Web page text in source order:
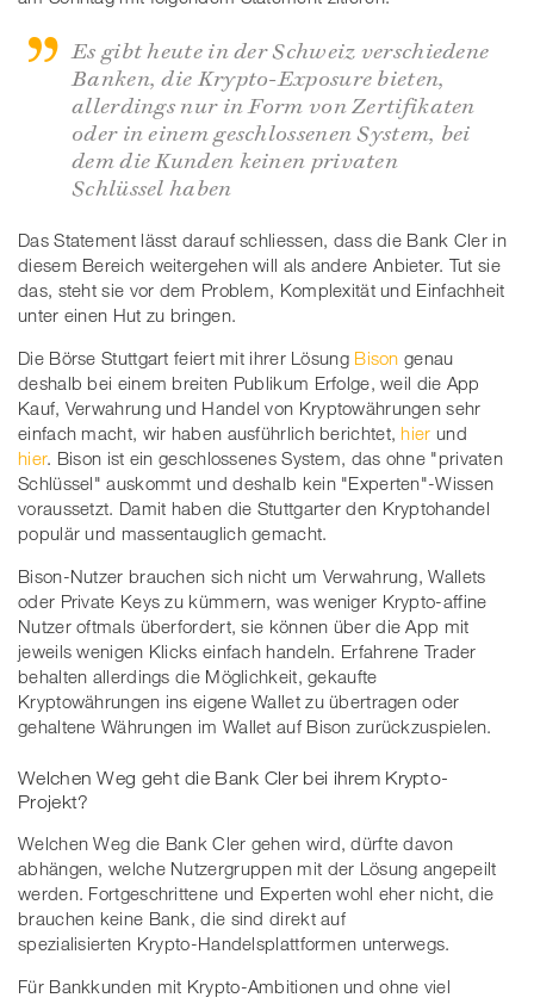
Es gibt heute in der Schweiz verschiedene
Banken, die Krypto-Exposure bieten,
allerdings nur in Form von Zertifikaten
oder in einem geschlossenen System, bei
dem die Kunden keinen privaten
Schlüssel haben
Das Statement lässt darauf schliessen, dass die Bank Cler in
diesem Bereich weitergehen will als andere Anbieter. Tut sie
das, steht sie vor dem Problem, Komplexität und Einfachheit
unter einen Hut zu bringen.
Die Börse Stuttgart feiert mit ihrer Lösung Bison genau
deshalb bei einem breiten Publikum Erfolge, weil die App
Kauf, Verwahrung und Handel von Kryptowährungen sehr
einfach macht, wir haben ausführlich berichtet,hier und
hier. Bison ist ein geschlossenes System, das ohne "privaten
Schlüssel" auskommt und deshalb kein "Experten"-Wissen
voraussetzt. Damit haben die Stuttgarter den Kryptohandel
populär und massentauglich gemacht.
Bison-Nutzer brauchen sich nicht um Verwahrung, Wallets
oder Private Keys zu kümmern, was weniger Krypto-affine
Nutzer oftmals überfordert, sie können über die App mit
jeweils wenigen Klicks einfach handeln. Erfahrene Trader
behalten allerdings die Möglichkeit, gekaufte
Kryptowährungen ins eigene Wallet zu übertragen oder
gehaltene Währungen im Wallet auf Bison zurückzuspielen.
Welchen Weg geht die Bank Cler bei ihrem Krypto-
Projekt?
Welchen Weg die Bank Cler gehen wird, dürfte davon
abhängen, welche Nutzergruppen mit der Lösung angepeilt
werden. Fortgeschrittene und Experten wohl eher nicht, die
brauchen keine Bank, die sind direkt auf
spezialisierten Krypto-Handelsplattformen unterwegs.
Für Bankkunden mit Krypto-Ambitionen und ohne viel